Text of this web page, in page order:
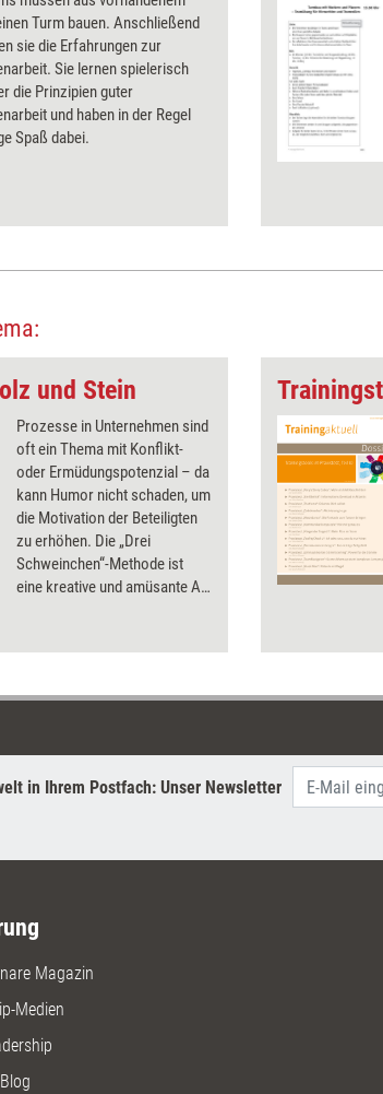
Turm bauen. Anschließend
sie die Erfahrungen zur
Sie lernen spielerisch
die Prinzipien guter
und haben in der Regel
Spaß dabei.
und Stein
Prozesse in Unternehmen sind
oft ein Thema mit Konflikt-
oder Ermüdungspotenzial – da
kann Humor nicht schaden, um
die Motivation der Beteiligten
zu erhöhen. Die „Drei
Schweinchen“-Methode ist
eine kreative und amüsante Art
Prozesse sprechen können.
in Ihrem Postfach: Unser Newsletter
Magazin
Medien